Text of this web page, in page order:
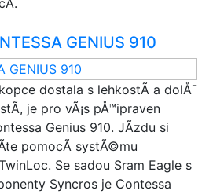
GENIUS 910
dostala s lehkostÃ­ a dolÅ¯
je pro vÃ¡s pÅ™ipraven
Genius 910. JÃ­zdu si
pomocÃ­ systÃ©mu
Se sadou Sram Eagle s
Syncros je Contessa